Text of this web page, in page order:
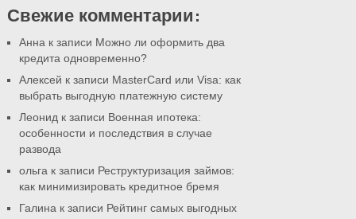
Свежие комментарии:
Анна к записи Можно ли оформить два
кредита одновременно?
Алексей к записи MasterCard или Visa: как
выбрать выгодную платежную систему
Леонид к записи Военная ипотека:
особенности и последствия в случае
развода
ольга к записи Реструктуризация займов:
как минимизировать кредитное бремя
Галина к записи Рейтинг самых выгодных